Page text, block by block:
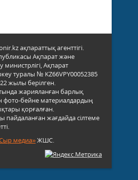
ақпараттық агенттігі.
Ақпарат және
Ақпарат
туралы № KZ66VPY00052385
жылы берілген.
жарияланған барлық
фото-бейне материалдардың
қорғалған.
пайдаланған жағдайда сілтеме
медиа»ЖШС.